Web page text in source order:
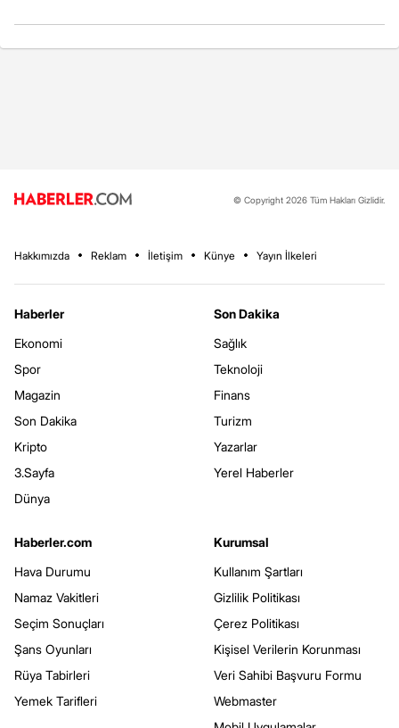
© Copyright 2026 Tüm Hakları Gizlidir.
Hakkımızda Reklam İletişim Künye Yayın İlkeleri
Haberler
Ekonomi
Spor
Magazin
Son Dakika
Kripto
3.Sayfa
Dünya
Son Dakika
Sağlık
Teknoloji
Finans
Turizm
Yazarlar
Yerel Haberler
Haberler.com
Hava Durumu
Namaz Vakitleri
Seçim Sonuçları
Şans Oyunları
Rüya Tabirleri
Yemek Tarifleri
Kurumsal
Kullanım Şartları
Gizlilik Politikası
Çerez Politikası
Kişisel Verilerin Korunması
Veri Sahibi Başvuru Formu
Webmaster